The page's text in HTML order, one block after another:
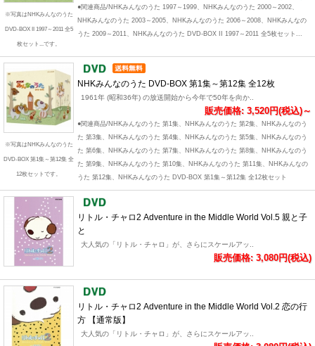
※写真はNHKみんなのうた
DVD-BOX II 1997～2011 全5
枚セット...です。
●関連商品/NHKみんなのうた 1997～1999、NHKみんなのうた 2000～2002、
NHKみんなのうた 2003～2005、NHKみんなのうた 2006～2008、NHKみんなの
うた 2009～2011、NHKみんなのうた DVD-BOX II 1997～2011 全5枚セット...
※写真はNHKみんなのうた
DVD-BOX 第1集～第12集 全
12枚セットです。
NHKみんなのうた DVD-BOX 第1集～第12集 全12枚
1961年 (昭和36年) の放送開始から今年で50年を向か..
販売価格: 3,520円(税込)～
●関連商品/NHKみんなのうた 第1集、NHKみんなのうた 第2集、NHKみんなのう
た 第3集、NHKみんなのうた 第4集、NHKみんなのうた 第5集、NHKみんなのう
た 第6集、NHKみんなのうた 第7集、NHKみんなのうた 第8集、NHKみんなのう
た 第9集、NHKみんなのうた 第10集、NHKみんなのうた 第11集、NHKみんなの
うた 第12集、NHKみんなのうた DVD-BOX 第1集～第12集 全12枚セット
リトル・チャロ2 Adventure in the Middle World Vol.5 親と子
と
大人気の「リトル・チャロ」が、さらにスケールアッ..
販売価格: 3,080円(税込)
リトル・チャロ2 Adventure in the Middle World Vol.2 恋の行
方 【通常版】
大人気の「リトル・チャロ」が、さらにスケールアッ..